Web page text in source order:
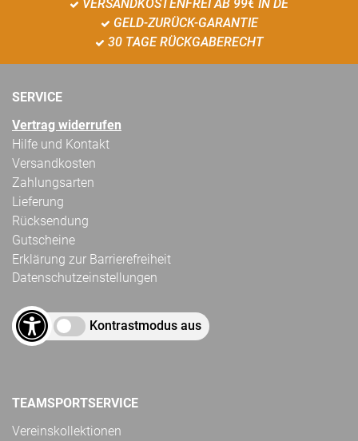
VERSANDKOSTENFREI AB 99€ IN DE
GELD-ZURÜCK-GARANTIE
30 TAGE RÜCKGABERECHT
SERVICE
Vertrag widerrufen
Hilfe und Kontakt
Versandkosten
Zahlungsarten
Lieferung
Rücksendung
Gutscheine
Erklärung zur Barrierefreiheit
Datenschutzeinstellungen
Kontrastmodus aus
TEAMSPORTSERVICE
Vereinskollektionen